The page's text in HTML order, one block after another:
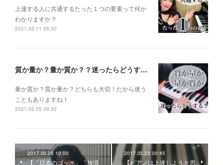
上達する人に共通するたった１つの要素って何か
わかりますか？
2021.02.11 09:30
質か量か？量か質か？？迷ったらどうする？？？
量か質か？ 質か量か？ どちらも大切！だから迷う
こともありますね！
2021.02.05 09:30
2017.03.26 10:00
【「日本のゴッホ」「放浪
2017.03.23 00:45
【ピアノは上達しようと思